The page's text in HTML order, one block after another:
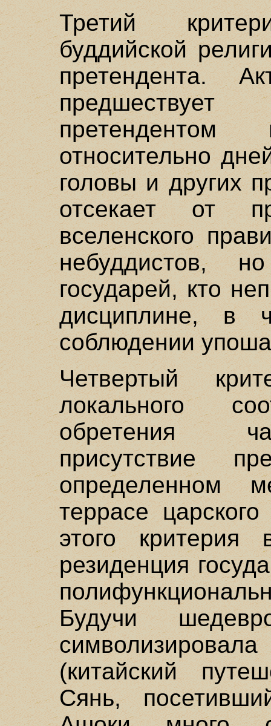
Третий
буддийской
претендента.
предшествует
претендентом
относительно
головы и других
отсекает от
вселенского
небуддистов,
государей, кто
дисциплине, в
соблюдении
Четвертый
локального
обретения
присутствие
определенном
террасе
этого критерия
резиденция
Будучи
(китайский
Сянь,